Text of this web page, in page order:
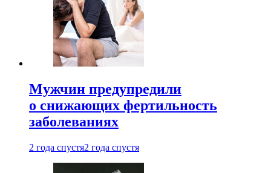
Мужчин предупредили
о снижающих фертильность
заболеваниях
2 года спустя2 года спустя